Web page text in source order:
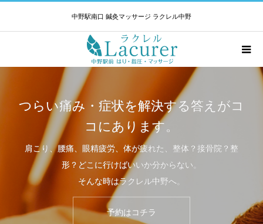
中野駅南口 鍼灸マッサージ ラクレル中野
つらい痛み・症状を解決する答えがコ
コにあります。
肩こり、腰痛、眼精疲労、体が疲れた、整体？接骨院？整
形？どこに行けばいいか分からない。
そんな時はラクレル中野へ。
予約はコチラ